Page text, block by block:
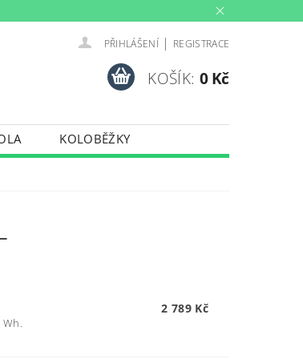
PŘIHLÁŠENÍ | REGISTRACE
KOŠÍK: 0 Kč
KOLOBĚŽKY
2 789 Kč